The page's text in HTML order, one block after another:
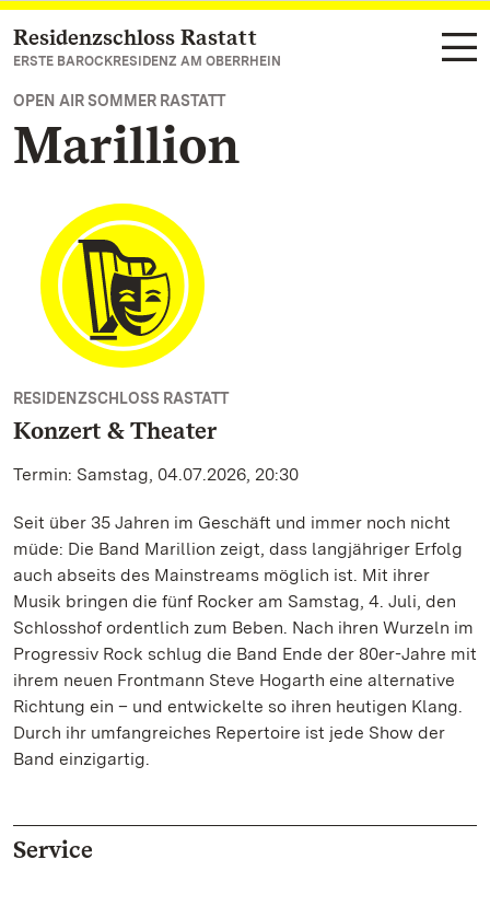
Zum Hauptinhalt springen
Residenzschloss Rastatt
ERSTE BAROCKRESIDENZ AM OBERRHEIN
OPEN AIR SOMMER RASTATT
Marillion
RESIDENZSCHLOSS RASTATT
Konzert & Theater
Termin: Samstag, 04.07.2026, 20:30
Seit über 35 Jahren im Geschäft und immer noch nicht
müde: Die Band Marillion zeigt, dass langjähriger Erfolg
auch abseits des Mainstreams möglich ist. Mit ihrer
Musik bringen die fünf Rocker am Samstag, 4. Juli, den
Schlosshof ordentlich zum Beben. Nach ihren Wurzeln im
Progressiv Rock schlug die Band Ende der 80er-Jahre mit
ihrem neuen Frontmann Steve Hogarth eine alternative
Richtung ein – und entwickelte so ihren heutigen Klang.
Durch ihr umfangreiches Repertoire ist jede Show der
Band einzigartig.
Service